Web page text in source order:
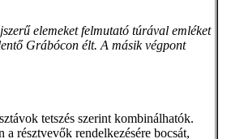
elemeket felmutató túrával emléket
Grábócon élt. A másik végpont
tetszés szerint kombinálhatók.
résztvevők rendelkezésére bocsát,